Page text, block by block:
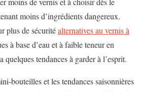
moins d’ingrédients dangereux.
plus de sécuritéalternatives au vernis à
à base d’eau et à faible teneur en
tendances à garder à l’esprit.
bouteilles et les tendances saisonnières